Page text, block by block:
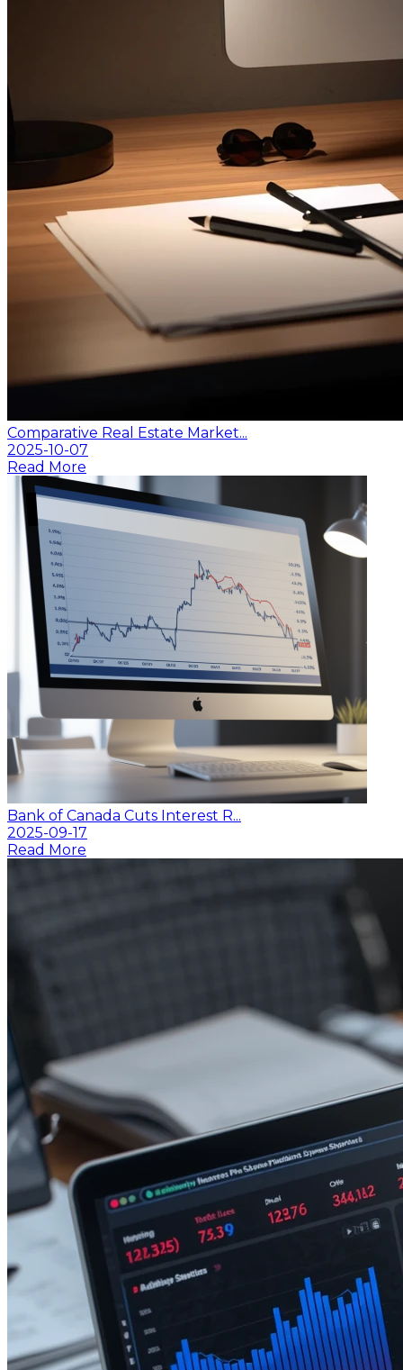
Comparative Real Estate Market...
2025-10-07
Read More
Bank of Canada Cuts Interest R...
2025-09-17
Read More